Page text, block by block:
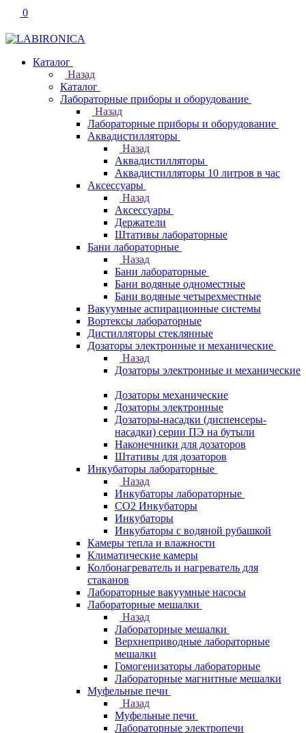
0
Каталог
Назад
Каталог
Лабораторные приборы и оборудование
Назад
Лабораторные приборы и оборудование
Аквадистилляторы
Назад
Аквадистилляторы
Аквадистилляторы 10 литров в час
Аксессуары
Назад
Аксессуары
Держатели
Штативы лабораторные
Бани лабораторные
Назад
Бани лабораторные
Бани водяные одноместные
Бани водяные четырехместные
Вакуумные аспирационные системы
Вортексы лабораторные
Дистилляторы стеклянные
Дозаторы электронные и механические
Назад
Дозаторы электронные и механические
Дозаторы механические
Дозаторы электронные
Дозаторы-насадки (диспенсеры-
насадки) серии ПЭ на бутыли
Наконечники для дозаторов
Штативы для дозаторов
Инкубаторы лабораторные
Назад
Инкубаторы лабораторные
CO2 Инкубаторы
Инкубаторы
Инкубаторы с водяной рубашкой
Камеры тепла и влажности
Климатические камеры
Колбонагреватель и нагреватель для
стаканов
Лабораторные вакуумные насосы
Лабораторные мешалки
Назад
Лабораторные мешалки
Верхнеприводные лабораторные
мешалки
Гомогенизаторы лабораторные
Лабораторные магнитные мешалки
Муфельные печи
Назад
Муфельные печи
Лабораторные электропечи